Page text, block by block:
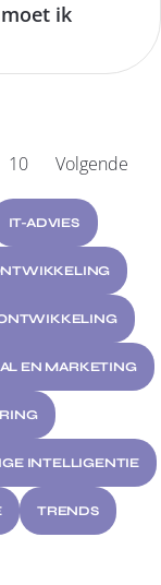
ik
10 Volgende
IT-ADVIES
EN MARKETING
INTELLIGENTIE
TRENDS